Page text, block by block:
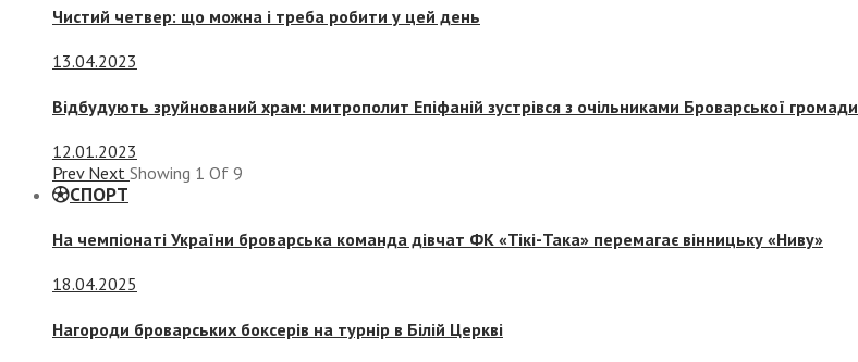
Чистий четвер: що можна і треба робити у цей день
13.04.2023
Відбудують зруйнований храм: митрополит Епіфаній зустрівся з очільниками Броварської громади
12.01.2023
Prev Next Showing 1 Of 9
СПОРТ
На чемпіонаті України броварська команда дівчат ФК «Тікі-Така» перемагає вінницьку «Ниву»
18.04.2025
Нагороди броварських боксерів на турнір в Білій Церкві